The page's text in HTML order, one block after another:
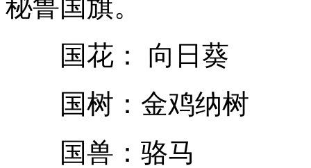
秘鲁国旗。
国花： 向日葵
国树：金鸡纳树
国兽：骆马